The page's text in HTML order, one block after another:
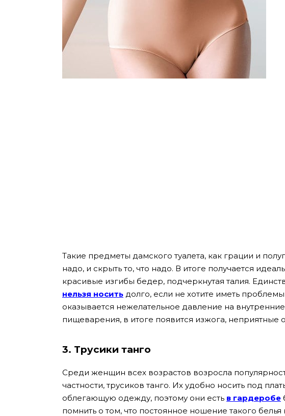
Такие предметы дамского туалета, как грации и
надо, и скрыть то, что надо. В итоге получается
красивые изгибы бедер, подчеркнутая талия.
нельзя носить долго, если не хотите иметь
оказывается нежелательное давление на
пищеварения, в итоге появится изжога,
3. Трусики танго
Среди женщин всех возрастов возросла
частности, трусиков танго. Их удобно носить под
облегающую одежду, поэтому они есть в гардеробе
помнить о том, что постоянное ношение такого